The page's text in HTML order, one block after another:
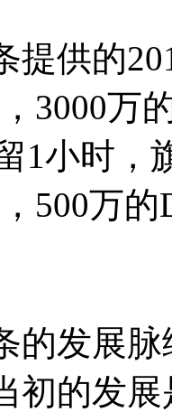
供的
3000万
1小时，
500万
发展脉
初的发